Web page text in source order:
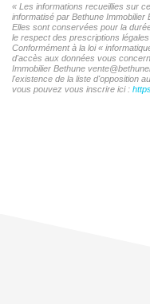
« Les informations recueillies sur
informatisé par Bethune
Elles sont conservées pour la
le respect des prescriptions
Conformément à la loi «
d'accès aux données vous
Immobilier Bethune
l'existence de la liste d'opposition
vous pouvez vous inscrire ici :